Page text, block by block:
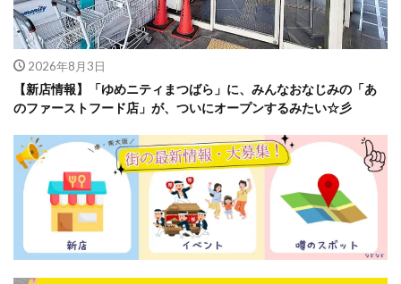
2026年8月3日
【新店情報】「ゆめニティまつばら」に、みんなおなじみの「あ
のファーストフード店」が、ついにオープンするみたい☆彡